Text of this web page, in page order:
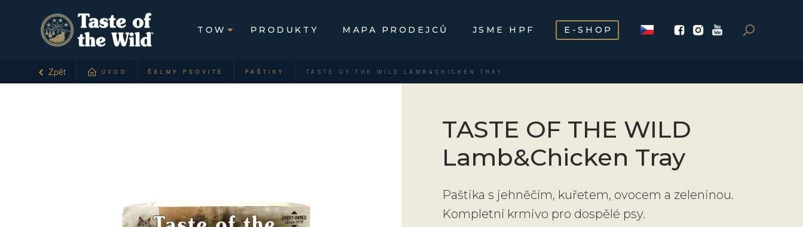
TOW PRODUKTY MAPA PRODEJCŮ JSME HPF E-SHOP
Zpět ÚVOD ŠELMY PSOVITÉ PAŠTIKY TASTE OF THE WILD LAMB&CHICKEN TRAY
TASTE OF THE WILD
Lamb&Chicken Tray
Paštika s jehněčím, kuřetem, ovocem a zeleninou.
Kompletní krmivo pro dospělé psy.